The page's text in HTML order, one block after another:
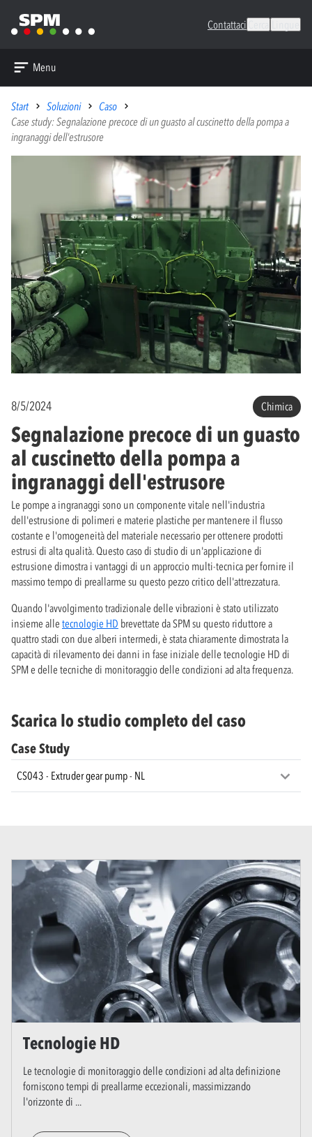
Contattaci
Menu
Start Soluzioni
Caso
Case study: Segnalazione precoce di un guasto al cuscinetto della pompa a
ingranaggi dell'estrusore
8/5/2024 Chimica
Segnalazione precoce di un guasto
al cuscinetto della pompa a
ingranaggi dell'estrusore
Le pompe a ingranaggi sono un componente vitale nell'industria
dell'estrusione di polimeri e materie plastiche per mantenere il flusso
costante e l'omogeneità del materiale necessario per ottenere prodotti
estrusi di alta qualità. Questo caso di studio di un'applicazione di
estrusione dimostra i vantaggi di un approccio multi-tecnica per fornire il
massimo tempo di preallarme su questo pezzo critico dell'attrezzatura.
Quando l'avvolgimento tradizionale delle vibrazioni è stato utilizzato
insieme alle tecnologie HD brevettate da SPM su questo riduttore a
quattro stadi con due alberi intermedi, è stata chiaramente dimostrata la
capacità di rilevamento dei danni in fase iniziale delle tecnologie HD di
SPM e delle tecniche di monitoraggio delle condizioni ad alta frequenza.
Scarica lo studio completo del caso
Case Study
CS043 - Extruder gear pump - NL
Tecnologie HD
Le tecnologie di monitoraggio delle condizioni ad alta definizione
forniscono tempi di preallarme eccezionali, massimizzando
l'orizzonte di ...